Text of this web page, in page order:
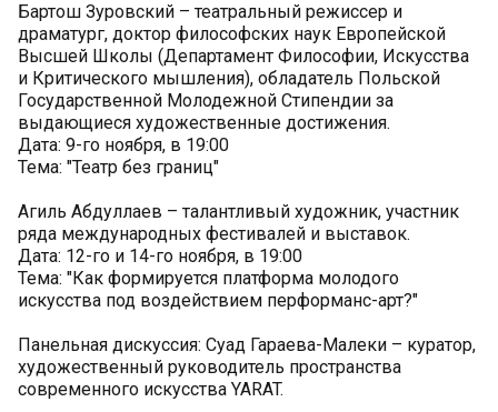
Бартош Зуровский – театральный режиссер и
драматург, доктор философских наук Европейской
Высшей Школы (Департамент Философии, Искусства
и Критического мышления), обладатель Польской
Государственной Молодежной Стипендии за
выдающиеся художественные достижения.
Дата: 9-го ноября, в 19:00
Тема: "Театр без границ"
Агиль Абдуллаев – талантливый художник, участник
ряда международных фестивалей и выставок.
Дата: 12-го и 14-го ноября, в 19:00
Тема: "Как формируется платформа молодого
искусства под воздействием перформанс-арт?"
Панельная дискуссия: Суад Гараева-Малеки – куратор,
художественный руководитель пространства
современного искусства YARAT.